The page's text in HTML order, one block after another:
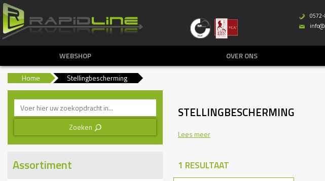
b
%
WEBSHOP OVER ONS
Home Stellingbescherming
Zoeken 3
Assortiment
STELLINGBESCHERMING
Lees meer
1 RESULTAAT